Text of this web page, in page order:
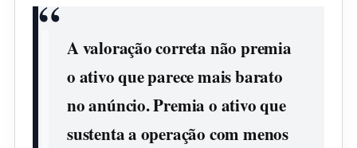
A valoração correta não premia
o ativo que parece mais barato
no anúncio. Premia o ativo que
sustenta a operação com menos